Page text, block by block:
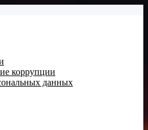
коррупции
данных